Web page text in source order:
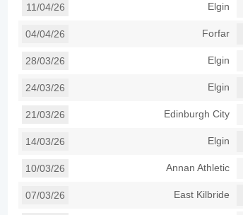
11/04/26 Elgin
04/04/26 Forfar
28/03/26 Elgin
24/03/26 Elgin
21/03/26 Edinburgh City
14/03/26 Elgin
10/03/26 Annan Athletic
07/03/26 East Kilbride